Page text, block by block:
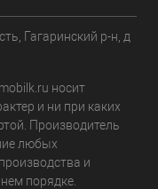
Гагаринский р-н, д
носит
и ни при каких
Производитель
любых
и
порядке.